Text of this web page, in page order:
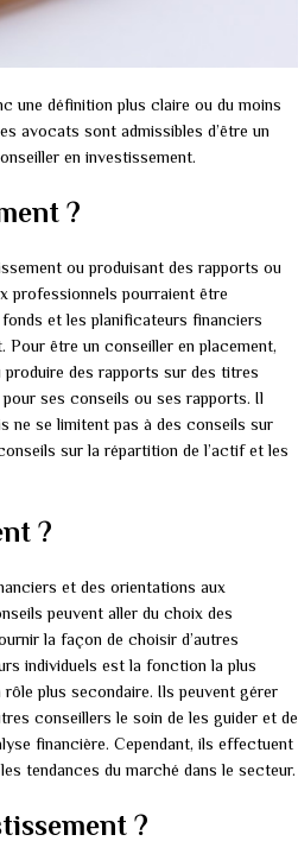
une définition plus claire ou du moins
avocats sont admissibles d’être un
en investissement.
?
ou produisant des rapports ou
professionnels pourraient être
et les planificateurs financiers
être un conseiller en placement,
des rapports sur des titres
ses conseils ou ses rapports. Il
ne se limitent pas à des conseils sur
sur la répartition de l’actif et les
?
et des orientations aux
peuvent aller du choix des
la façon de choisir d’autres
individuels est la fonction la plus
plus secondaire. Ils peuvent gérer
conseillers le soin de les guider et de
financière. Cependant, ils effectuent
tendances du marché dans le secteur.
?